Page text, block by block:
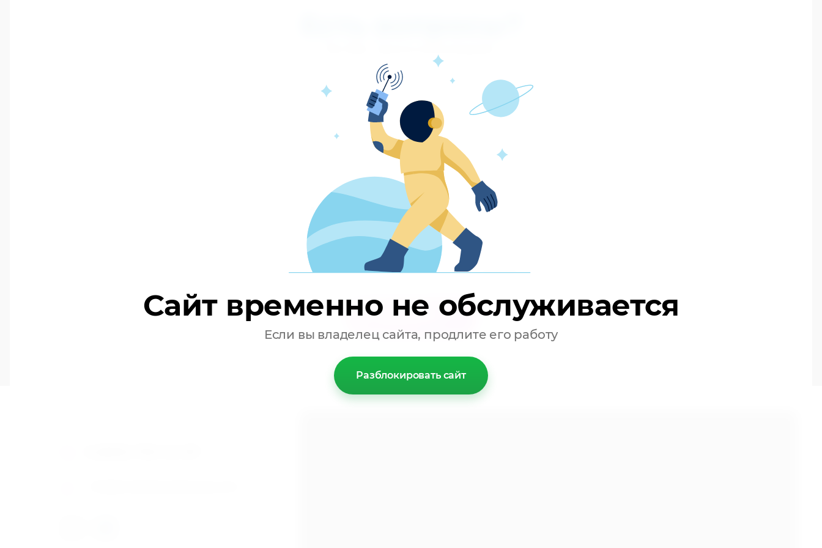
Ознакомлен спользовательским соглашением
Отправить
Сайт временно не обслуживается
Если вы владелец сайта, продлите его работу
Разблокировать сайт